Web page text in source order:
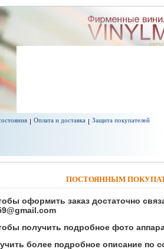
Оплата и доставка Защита покупателей
ПОСТОЯННЫМ
оформить заказ достаточно
получить подробное фото
более подробное описание по